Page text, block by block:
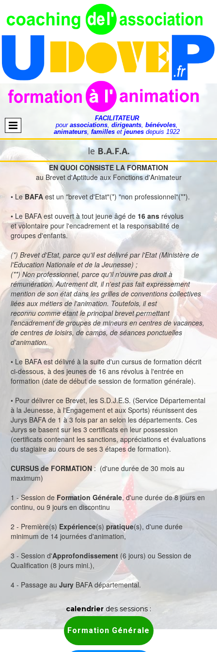
FACILITATEUR
pour associations, dirigeants, bénévoles,
animateurs, familles et jeunes depuis 1922
leB.A.F.A.
EN QUOI CONSISTE LA FORMATION
au Brevet d'Aptitude aux Fonctions d'Animateur
• LeBAFA est un "brevet d'Etat"(*) "non professionnel"(**).
• Le BAFA est ouvert à tout jeune âgé de 16 ans révolus
et volontaire pour l'encadrement et la responsabilité de
groupes d'enfants.
(*) Brevet d'Etat, parce qu'il est délivré par l'Etat (Ministère de
l'Education Nationale et de la Jeunesse) ;
(**) Non professionnel, parce qu'il n'ouvre pas droit à
rémunération. Autrement dit, il n'est pas fait expressement
mention de son état dans les grilles de conventions collectives
liées aux métiers de l'animation. Toutefois, il est
reconnu comme étant le principal brevet permettant
l'encadrement de groupes de mineurs en centres de vacances,
de centres de loisirs, de camps, de séances ponctuelles
d'animation.
• Le BAFA est délivré à la suite d'un cursus de formation décrit
ci-dessous, à des jeunes de 16 ans révolus à l'entrée en
formation (date de début de session de formation générale).
• Pour délivrer ce Brevet, les S.D.J.E.S. (Service Départemental
à la Jeunesse, à l'Engagement et aux Sports) réunissent des
Jurys BAFA de 1 à 3 fois par an selon les départements. Ces
Jurys se basent sur les 3 certificats en leur possession
(certificats contenant les sanctions, appréciations et évaluations
du stagiaire au cours de ses 3 étapes de formation).
CURSUS de FORMATION: (d'une durée de 30 mois au
maximum)
1 - Session de Formation Générale, d'une durée de 8 jours en
continu, ou 9 jours en discontinu
2 - Première(s) Expérience(s)pratique(s), d'une durée
minimum de 14 journées d'animation,
3 - Session d'Approfondissement (6 jours) ou Session de
Qualification (8 jours mini.),
4 - Passage auJury BAFA départemental.
calendrier des sessions :
Formation Générale